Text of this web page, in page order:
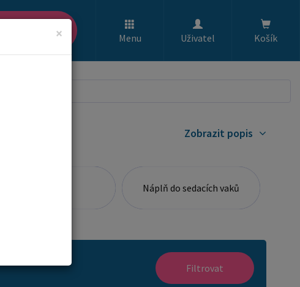
Menu Uživatel Košík
Zobrazit popis
Náplň do sedacích vaků
Filtrovat
×